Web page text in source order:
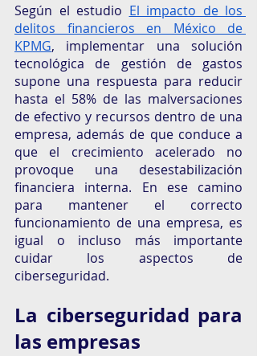
Según el estudio El impacto de los
delitos financieros en México de
KPMG, implementar una solución
tecnológica de gestión de gastos
supone una respuesta para reducir
hasta el 58% de las malversaciones
de efectivo y recursos dentro de una
empresa, además de que conduce a
que el crecimiento acelerado no
provoque una desestabilización
financiera interna. En ese camino
para mantener el correcto
funcionamiento de una empresa, es
igual o incluso más importante
cuidar los aspectos de
ciberseguridad.
La ciberseguridad para
las empresas